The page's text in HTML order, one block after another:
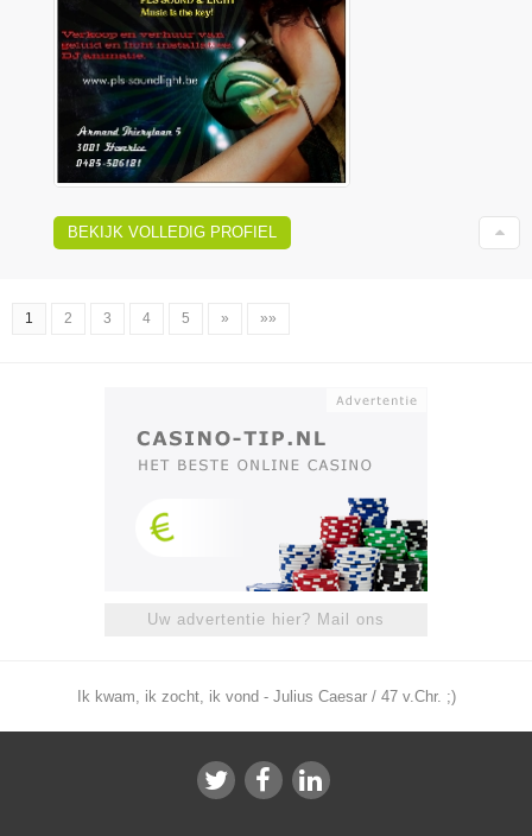
BEKIJK VOLLEDIG PROFIEL
1 2 3 4 5 » »»
Uw advertentie hier? Mail ons
Ik kwam, ik zocht, ik vond - Julius Caesar / 47 v.Chr. ;)